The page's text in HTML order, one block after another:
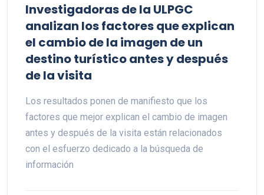
Investigadoras de la ULPGC
analizan los factores que explican
el cambio de la imagen de un
destino turístico antes y después
de la visita
Los resultados ponen de manifiesto que los
factores que mejor explican el cambio de imagen
antes y después de la visita están relacionados
con el esfuerzo dedicado a la búsqueda de
información